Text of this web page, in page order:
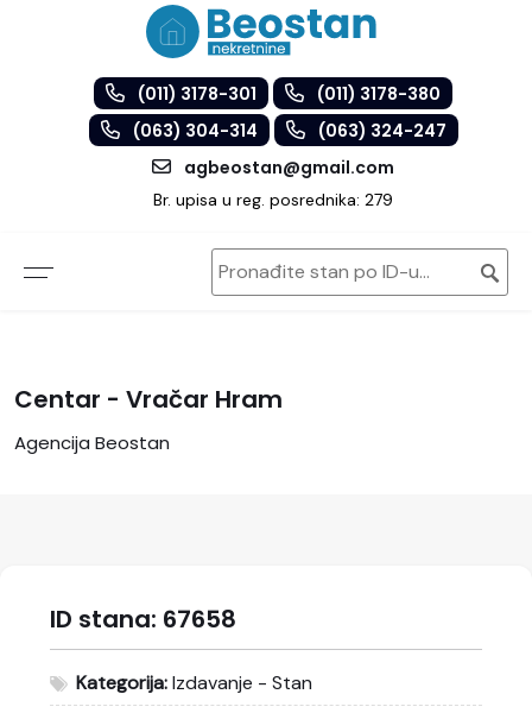
(011) 3178-301
(011) 3178-380
(063) 304-314
(063) 324-247
agbeostan@gmail.com
Br. upisa u reg. posrednika: 279
Centar - Vračar Hram
Agencija Beostan
ID stana: 67658
Kategorija:Izdavanje - Stan